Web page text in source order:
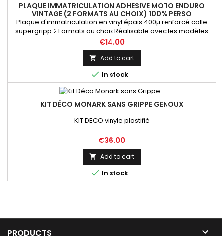
PLAQUE IMMATRICULATION ADHESIVE MOTO ENDURO
VINTAGE (2 FORMATS AU CHOIX) 100% PERSO
Plaque d'immatriculation en vinyl épais 400µ renforcé colle
supergripp 2 Formats au choix Réalisable avec les modèles
présentés, ou personnalisable ( couleur, logo, département,
inscription bas de plaque...)
Price
€14.00
 Add to cart
 In stock
KIT DÉCO MONARK SANS GRIPPE GENOUX
KIT DECO vinyle plastifié
Price
€36.00
 Add to cart
 In stock
PRODUCTS 